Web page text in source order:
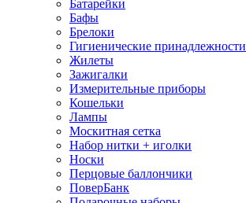
Батарейки
Бафы
Брелоки
Гигиенические принадлежности
Жилеты
Зажигалки
Измерительные приборы
Кошельки
Лампы
Москитная сетка
Набор нитки + иголки
Носки
Перцовые баллончики
ПоверБанк